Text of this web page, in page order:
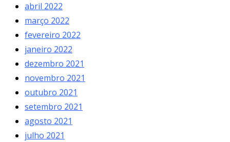
abril 2022
março 2022
fevereiro 2022
janeiro 2022
dezembro 2021
novembro 2021
outubro 2021
setembro 2021
agosto 2021
julho 2021